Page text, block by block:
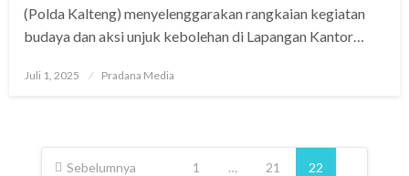
(Polda Kalteng) menyelenggarakan rangkaian kegiatan
budaya dan aksi unjuk kebolehan di Lapangan Kantor…
Juli 1, 2025 Pradana Media
Sebelumnya 1 … 21 22